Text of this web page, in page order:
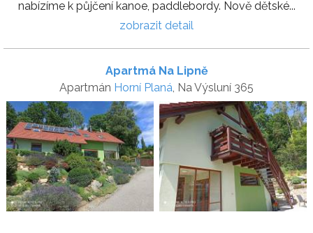
nabízíme k půjčení kanoe, paddlebordy. Nově dětské...
zobrazit detail
Apartmá Na Lipně
Apartmán Horní Planá, Na Výsluní 365